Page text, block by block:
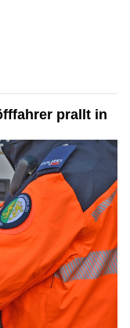
prallt in